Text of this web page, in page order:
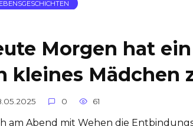
Morgen hat
kleines Mädchen
0 61
am Abend mit Wehen die